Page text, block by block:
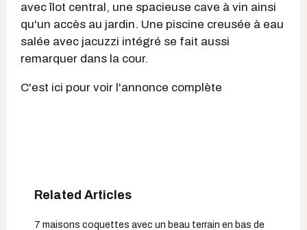
avec îlot central, une spacieuse cave à vin ainsi
qu'un accès au jardin. Une piscine creusée à eau
salée avec jacuzzi intégré se fait aussi
remarquer dans la cour.
C'est ici pour voir l'annonce complète
7 maisons coquettes avec un beau terrain en bas de